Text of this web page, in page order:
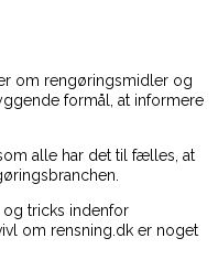
om rengøringsmidler og
formål, at informere
alle har det til fælles, at
tricks indenfor
om rensning.dk er noget